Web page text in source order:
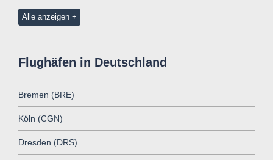
Alle anzeigen
Flughäfen in Deutschland
Bremen (BRE)
Köln (CGN)
Dresden (DRS)